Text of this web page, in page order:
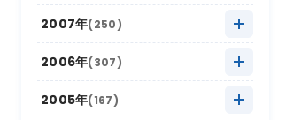
2017年1月 (10)
2016年2月 (6)
2016年1月 (6)
2015年4月 (5)
2015年3月 (12)
2015年2月 (7)
2015年1月 (10)
2014年5月
2014年4月 (11)
2014年3月 (9)
2014年2月 (7)
2013年6月 (12)
2013年5月
2013年4月 (15)
2012年7月 (17)
2012年6月 (17)
2012年5月
2011年8月 (16)
2011年7月 (21)
2011年6月 (9)
2010年10月 (13)
2010年9月 (19)
2010年8月 (17)
2010年7月 (12)
2009年11月
2009年10月 (13)
2009年9月 (22)
2009年8月 (17)
2008年12月 (10)
2008年11月
2008年10月 (16)
2007年(250)
2007年12月 (17)
2007年11月
2006年(307)
2006年12月 (30)
2005年(167)